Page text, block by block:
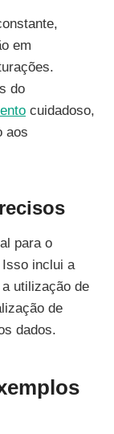
em
do
cuidadoso,
aos
para o
inclui a
utilização de
de
dados.